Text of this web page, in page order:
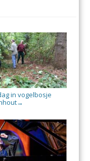
in vogelbosje
→